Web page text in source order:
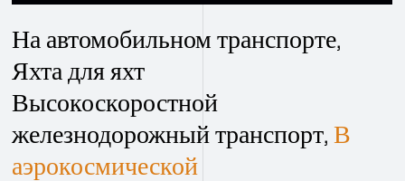
На автомобильном транспорте,
Яхта для яхт
Высокоскоростной
железнодорожный транспорт,В
аэрокосмической